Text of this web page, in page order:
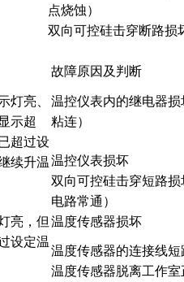
点烧蚀）
双向可控硅击穿断路损
故障原因及判断
灯亮、
示超
超过设
续升温
温控仪表内的继电器损
粘连）
温控仪表损坏
双向可控硅击穿短路损
电路常通）
亮，但
设定温
温度传感器损坏
温度传感器的连接线短
温度传感器脱离工作室